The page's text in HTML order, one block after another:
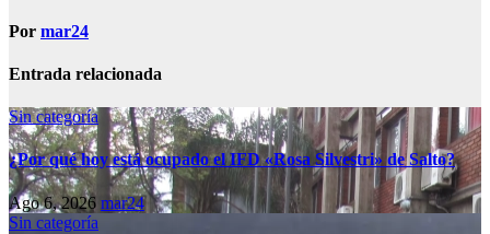
Por mar24
Entrada relacionada
Sin categoría
¿Por qué hoy está ocupado el IFD «Rosa Silvestri» de Salto?
Ago 6, 2026 mar24
Sin categoría